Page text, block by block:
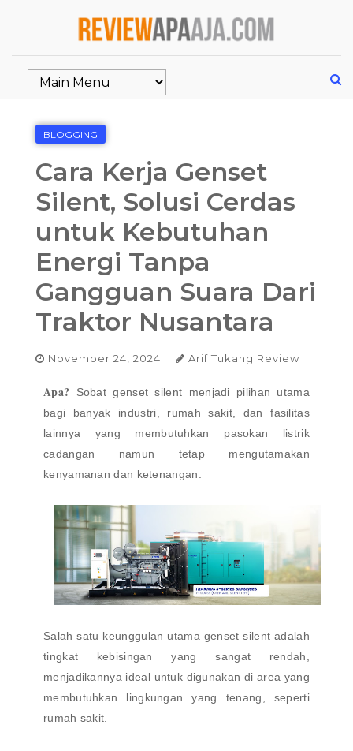
BLOGGING
Cara Kerja Genset
Silent, Solusi Cerdas
untuk Kebutuhan
Energi Tanpa
Gangguan Suara Dari
Traktor Nusantara
November 24, 2024 Arif Tukang Review
Apa? Sobat genset silent menjadi pilihan utama
bagi banyak industri, rumah sakit, dan fasilitas
lainnya yang membutuhkan pasokan listrik
cadangan namun tetap mengutamakan
kenyamanan dan ketenangan.
Salah satu keunggulan utama genset silent adalah
tingkat kebisingan yang sangat rendah,
menjadikannya ideal untuk digunakan di area yang
membutuhkan lingkungan yang tenang, seperti
rumah sakit.